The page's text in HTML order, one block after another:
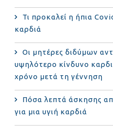
Τι προκαλεί η ήπια
καρδιά
Οι μητέρες διδύμων
υψηλότερο κίνδυνο
χρόνο μετά τη γέννηση
Πόσα λεπτά άσκησης
για μια υγιή καρδιά